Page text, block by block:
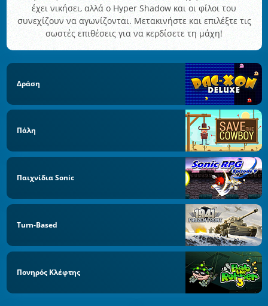
έχει νικήσει, αλλά ο Hyper Shadow και οι φίλοι του
συνεχίζουν να αγωνίζονται. Μετακινήστε και επιλέξτε τις
σωστές επιθέσεις για να κερδίσετε τη μάχη!
Δράση
Πάλη
Παιχνίδια Sonic
Turn-Based
Πονηρός Κλέφτης